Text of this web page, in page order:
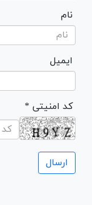
نام
ایمیل
* کد امنیتی